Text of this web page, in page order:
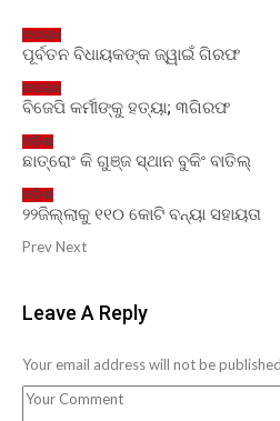
ଅପରାଧ
ପୂର୍ବତନ ବିଧାୟକଙ୍କ ଜ୍ୱାଇଁ ଗିରଫ
ଅପରାଧ
ବିଜେପି କର୍ମୀଙ୍କୁ ହତ୍ୟା; ୩ଗିରଫ
ଓଡ଼ିଶା
ଛାତ୍ରୋଂ କି ଗୁଞ୍ଜ ସ୍ଥାନ ବୁକିଂ ବାତିଲ୍
ଓଡ଼ିଶା
୨୨ଜିଲ୍ଲାକୁ ୧୧୦ କୋଟି ବନ୍ୟା ସହାୟତା
PrevNext
Leave A Reply
Your email address will not be